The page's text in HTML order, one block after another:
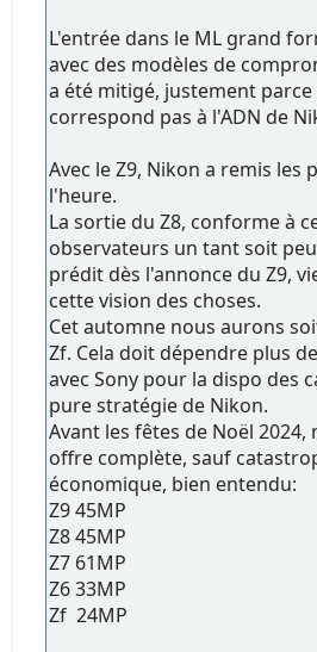
L'entrée dans le ML grand
avec des modèles de
a été mitigé, justement parce
correspond pas à l'ADN de
Avec le Z9, Nikon a remis les
l'heure.
La sortie du Z8, conforme à
observateurs un tant soit
prédit dès l'annonce du Z9,
cette vision des choses.
Cet automne nous aurons
Zf. Cela doit dépendre plus
avec Sony pour la dispo des
pure stratégie de Nikon.
Avant les fêtes de Noël
offre complète, sauf
économique, bien entendu:
Z9 45MP
Z8 45MP
Z7 61MP
Z6 33MP
Zf 24MP